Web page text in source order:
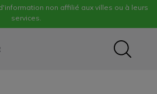
non affilié aux villes ou à leurs
services.